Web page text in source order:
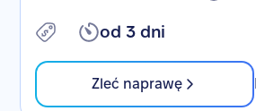
od 3 dni
Zleć naprawę